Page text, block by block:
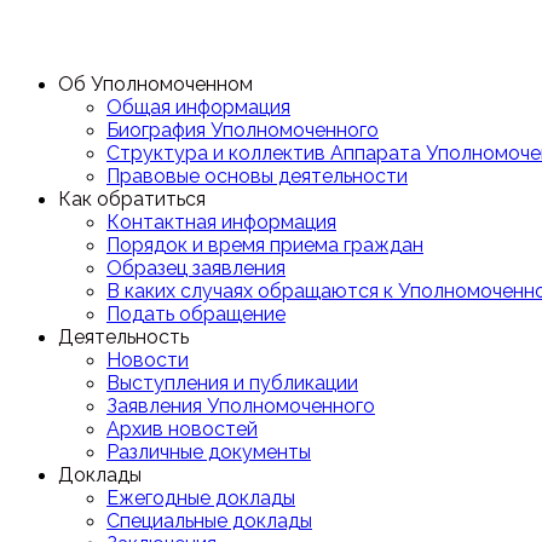
Об Уполномоченном
Общая информация
Биография Уполномоченного
Структура и коллектив Аппарата
Правовые основы деятельности
Как обратиться
Контактная информация
Порядок и время приема граждан
Образец заявления
В каких случаях обращаются к
Подать обращение
Деятельность
Новости
Выступления и публикации
Заявления Уполномоченного
Архив новостей
Различные документы
Доклады
Ежегодные доклады
Специальные доклады